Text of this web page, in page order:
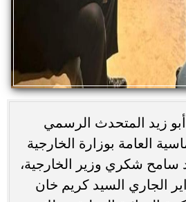
زيد المتحدث الرسمي
العامة بوزارة الخارجية
سامح شكري وزير الخارجية،
يوم ١٧ فبراير الجاري السيد كريم خان